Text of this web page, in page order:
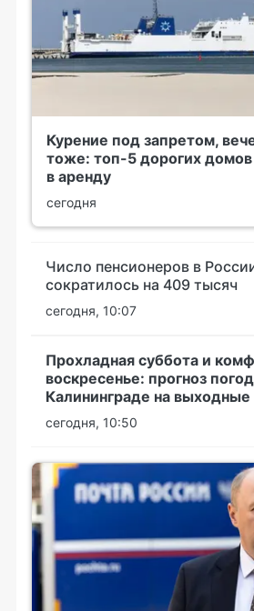
Курение под запретом,
тоже: топ-5 дорогих
в аренду
сегодня
Число пенсионеров в
сократилось на 409 тысяч
сегодня, 10:07
Прохладная суббота и
воскресенье: прогноз
Калининграде на выходные
сегодня, 10:50